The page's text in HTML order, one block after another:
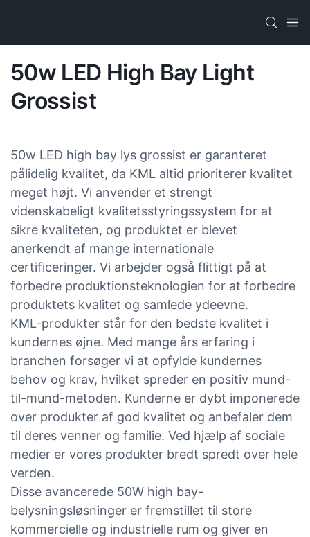
50w LED High Bay Light
Grossist
50w LED high bay lys grossist er garanteret
pålidelig kvalitet, da KML altid prioriterer kvalitet
meget højt. Vi anvender et strengt
videnskabeligt kvalitetsstyringssystem for at
sikre kvaliteten, og produktet er blevet
anerkendt af mange internationale
certificeringer. Vi arbejder også flittigt på at
forbedre produktionsteknologien for at forbedre
produktets kvalitet og samlede ydeevne.
KML-produkter står for den bedste kvalitet i
kundernes øjne. Med mange års erfaring i
branchen forsøger vi at opfylde kundernes
behov og krav, hvilket spreder en positiv mund-
til-mund-metoden. Kunderne er dybt imponerede
over produkter af god kvalitet og anbefaler dem
til deres venner og familie. Ved hjælp af sociale
medier er vores produkter bredt spredt over hele
verden.
Disse avancerede 50W high bay-
belysningsløsninger er fremstillet til store
kommercielle og industrielle rum og giver en